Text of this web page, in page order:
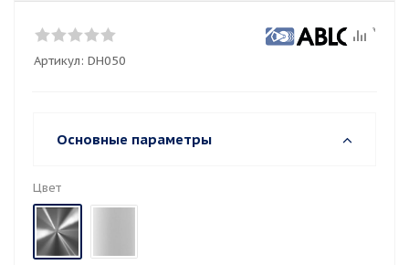
Артикул: DH050
Основные параметры
Цвет